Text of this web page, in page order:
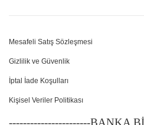
Mesafeli Satış Sözleşmesi
Gizlilik ve Güvenlik
İptal İade Koşulları
Kişisel Veriler Politikası